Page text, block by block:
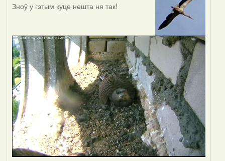
Зноў у гэтым куце нешта ня так!